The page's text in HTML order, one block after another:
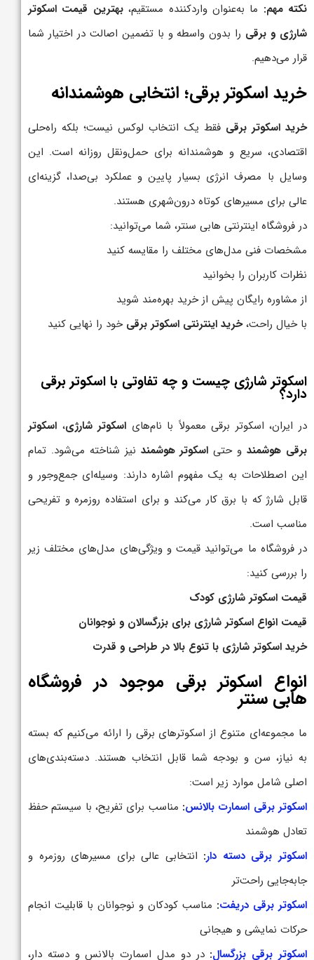
نکته مهم: ما به‌عنوان واردکننده مستقیم،بهترین قیمت اسکوتر
شارژی و برقی را بدون واسطه و با تضمین اصالت در اختیار شما
قرار می‌دهیم.
خرید اسکوتر برقی؛ انتخابی هوشمندانه
خرید اسکوتر برقی فقط یک انتخاب لوکس نیست؛ بلکه راه‌حلی
اقتصادی، سریع و هوشمندانه برای حمل‌ونقل روزانه است. این
وسایل با مصرف انرژی بسیار پایین و عملکرد بی‌صدا، گزینه‌ای
عالی برای مسیرهای کوتاه درون‌شهری هستند.
در فروشگاه اینترنتی هابی سنتر، شما می‌توانید:
مشخصات فنی مدل‌های مختلف را مقایسه کنید
نظرات کاربران را بخوانید
از مشاوره رایگان پیش از خرید بهره‌مند شوید
با خیال راحت،خرید اینترنتی اسکوتر برقی خود را نهایی کنید
اسکوتر شارژی چیست و چه تفاوتی با اسکوتر برقی
دارد؟
در ایران، اسکوتر برقی معمولاً با نام‌های اسکوتر شارژی، اسکوتر
برقی هوشمندو حتی اسکوتر هوشمند نیز شناخته می‌شود. تمام
این اصطلاحات به یک مفهوم اشاره دارند: وسیله‌ای جمع‌وجور و
قابل شارژ که با برق کار می‌کند و برای استفاده روزمره و تفریحی
مناسب است.
در فروشگاه ما می‌توانید قیمت و ویژگی‌های مدل‌های مختلف زیر
را بررسی کنید:
قیمت اسکوتر شارژی کودک
قیمت انواع اسکوتر شارژی برای بزرگسالان و نوجوانان
خرید اسکوتر شارژی با تنوع بالا در طراحی و قدرت
انواع اسکوتر برقی موجود در فروشگاه
هابی سنتر
ما مجموعه‌ای متنوع از اسکوترهای برقی را ارائه می‌کنیم که بسته
به نیاز، سن و بودجه شما قابل انتخاب هستند. دسته‌بندی‌های
اصلی شامل موارد زیر است:
اسکوتر برقی اسمارت بالانس: مناسب برای تفریح، با سیستم حفظ
تعادل هوشمند
اسکوتر برقی دسته دار: انتخابی عالی برای مسیرهای روزمره و
جابه‌جایی راحت‌تر
اسکوتر برقی دریفت: مناسب کودکان و نوجوانان با قابلیت انجام
حرکات نمایشی و هیجانی
اسکوتر برقی بزرگسال: در دو مدل اسمارت بالانس و دسته دار،